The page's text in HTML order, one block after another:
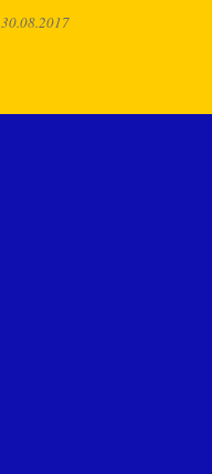
30.08.2017